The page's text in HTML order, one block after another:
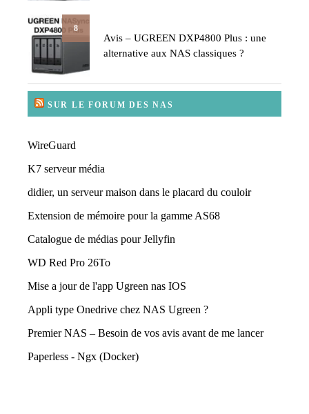
8
Avis – UGREEN DXP4800 Plus : une
alternative aux NAS classiques ?
SUR LE FORUM DES NAS
WireGuard
K7 serveur média
didier, un serveur maison dans le placard du couloir
Extension de mémoire pour la gamme AS68
Catalogue de médias pour Jellyfin
WD Red Pro 26To
Mise a jour de l'app Ugreen nas IOS
Appli type Onedrive chez NAS Ugreen ?
Premier NAS – Besoin de vos avis avant de me lancer
Paperless - Ngx (Docker)